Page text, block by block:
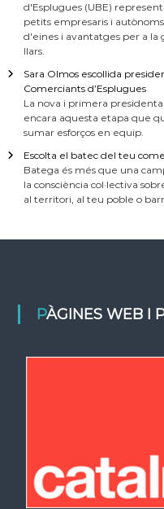
d'Esplugues (UBE)
petits empresaris i
d'eines i avantatges per a la
llars.
Sara Olmos escollida
Comerciants d’Esplugues
La nova i primera
encara aquesta etapa que
sumar esforços en equip.
Escolta el batec del teu
Batega és més que una
la consciència col·lectiva
al territori, al teu poble o
PÀGINES WEB I